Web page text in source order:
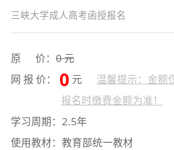
三峡大学成人高考函授报名
原 价： 0 元
网 报 价：
0 元
温馨提示：金额
报名时缴费金额为准！
学习周期：2.5年
使用教材：教育部统一教材